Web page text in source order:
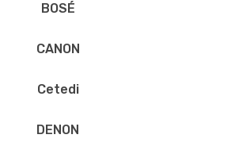
BOSÉ
CANON
Cetedi
DENON